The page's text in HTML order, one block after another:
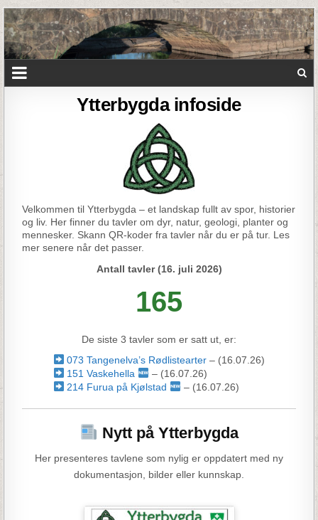
Ytterbygda infoside
Velkommen til Ytterbygda – et landskap fullt av spor, historier
og liv. Her finner du tavler om dyr, natur, geologi, planter og
mennesker. Skann QR-koder fra tavler når du er på tur. Les
mer senere når det passer.
Antall tavler (16. juli 2026)
165
De siste 3 tavler som er satt ut, er:
073 Tangenelva’s Rødlistearter – (16.07.26)
151 Vaskehella
– (16.07.26)
214 Furua på Kjølstad
– (16.07.26)
Nytt på Ytterbygda
Her presenteres tavlene som nylig er oppdatert med ny
dokumentasjon, bilder eller kunnskap.